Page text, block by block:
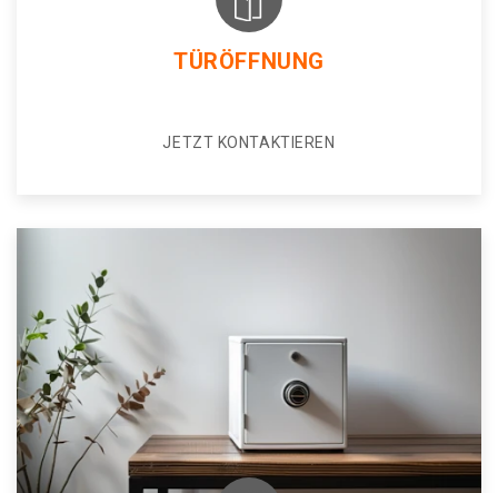
TÜRÖFFNUNG
JETZT KONTAKTIEREN